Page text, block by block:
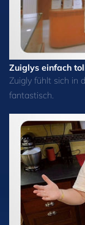
Zuiglys einfach
Zuigly fühlt sich in
fantastisch.